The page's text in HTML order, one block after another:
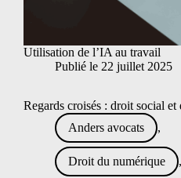
Utilisation de l’IA au travail
Publié le 22 juillet 2025
Regards croisés : droit social
Anders avocats
,
Droit du numérique ,